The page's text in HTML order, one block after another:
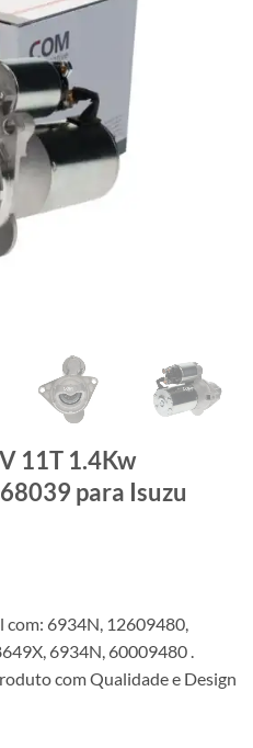
11T 1.4Kw
para Isuzu
6934N, 12609480,
6934N, 60009480 .
com Qualidade e Design